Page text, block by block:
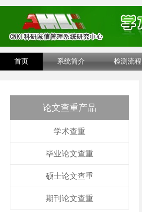
首页 系统简介 检测流程
论文查重产品
学术查重
毕业论文查重
硕士论文查重
期刊论文查重